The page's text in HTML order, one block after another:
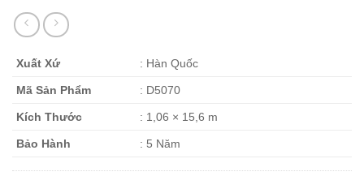
Xuất Xứ : Hàn Quốc
Mã Sản Phẩm : D5070
Kích Thước : 1,06 × 15,6 m
Bảo Hành : 5 Năm